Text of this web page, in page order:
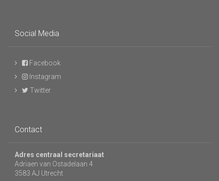
Social Media
Facebook
Instagram
Twitter
Contact
Adres centraal secretariaat
Adriaen van Ostadelaan 4
3583 AJ Utrecht